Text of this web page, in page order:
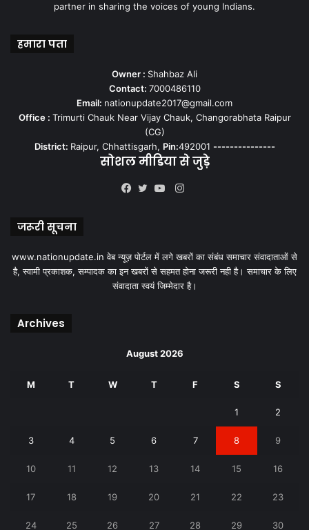
partner in sharing the voices of young Indians.
हमारा पता
Owner : Shahbaz Ali
Contact: 7000486110
Email: nationupdate2017@gmail.com
Office : Trimurti Chauk Near Vijay Chauk, Changorabhata Raipur
(CG)
District: Raipur, Chhattisgarh, Pin:492001 ---------------
सोशल मीडिया से जुड़े
Instagram
जरूरी सूचना
www.nationupdate.in वेब न्यूज़ पोर्टल में लगे खबरों का संबंध समाचार संवादाताओं से
है, स्वामी प्रकाशक, सम्पादक का इन खबरों से सहमत होना जरूरी नही है। समाचार के लिए
संवादाता स्वयं जिम्मेदार है।
Archives
August 2026
M T W T F S S
1 2
3 4 5 6 7 8 9
10 11 12 13 14 15 16
17 18 19 20 21 22 23
24 25 26 27 28 29 30